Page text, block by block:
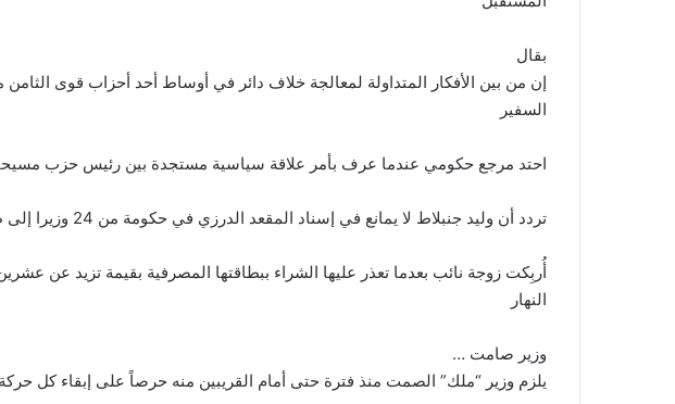
بقال
إن من بين الأفكار المتداولة لمعالجة خلاف دائر في أوساط أحد أحزاب قوى
السفير
احتد مرجع حكومي عندما عرف بأمر علاقة سياسية مستجدة بين رئيس حزب مسيحي
تردد أن وليد جنبلاط لا يمانع في إسناد المقعد الدرزي في حكومة من 24 وزيرا إلى طلال أرسلان تحت عنوان لم الشمل الدرزي.
أُربِكت زوجة نائب بعدما تعذر عليها الشراء ببطاقتها المصرفية بقيمة تزيد عن
النهار
وزير صامت …
يلزم وزير “ملك” الصمت منذ فترة حتى أمام القريبين منه حرصاً على إبقاء كل